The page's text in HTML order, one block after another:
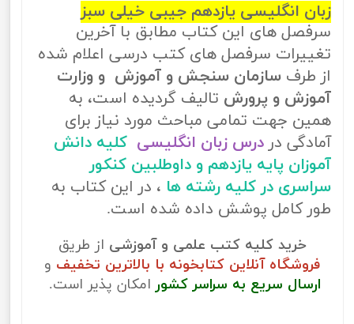
زبان انگلیسی یازدهم جیبی خیلی سبز
سرفصل های این کتاب مطابق با آخرین
تغییرات سرفصل های کتب درسی اعلام شده
از طرف سازمان سنجش و آموزش و وزارت
آموزش و پرورش تالیف گردیده است، به
همین جهت تمامی مباحث مورد نیاز برای
آمادگی در درس زبان انگلیسی کلیه دانش
آموزان پایه یازدهم و داوطلبین کنکور
سراسری در کلیه رشته ها ، در این کتاب به
طور کامل پوشش داده شده است.
خرید کلیه کتب علمی و آموزشی از طریق
فروشگاه آنلاین کتابخونه با بالاترین تخفیف و
ارسال سریع به سراسر کشور امکان پذیر است.